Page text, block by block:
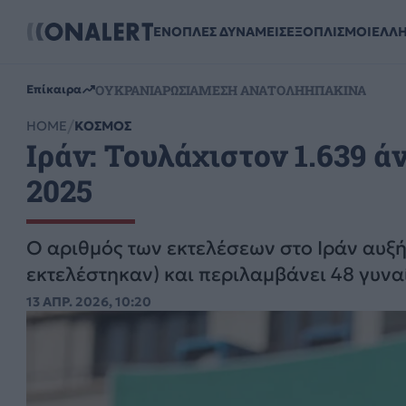
ΕΝΟΠΛΕΣ ΔΥΝΑΜΕΙΣΕΞΟΠΛΙΣΜΟΙ
Επίκαιρα ΟΥΚΡΑΝΙΑΡΩΣΙΑΜΕΣΗ ΑΝΑΤΟΛΗΗΠΑΚΙΝΑ
HOME ΚΟΣΜΟΣ
Ιράν: Τουλάχιστον 1.639
2025
Ο αριθμός των εκτελέσεων στο Ιράν
εκτελέστηκαν) και περιλαμβάνει 48
13 ΑΠΡ. 2026, 10:20